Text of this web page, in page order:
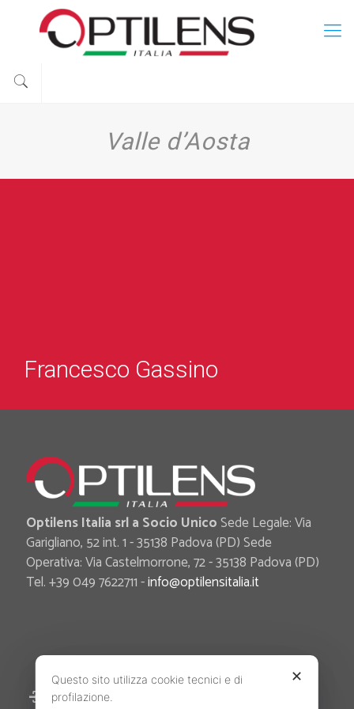
Valle d’Aosta
Francesco Gassino
Optilens Italia srl a Socio UnicoSede Legale: Via
Garigliano, 52 int. 1 - 35138 Padova (PD) Sede
Operativa: Via Castelmorrone, 72 - 35138 Padova (PD)
Tel. +39 049 7622711 -info@optilensitalia.it
Area Riservata
✕
Questo sito utilizza cookie tecnici e di
profilazione.